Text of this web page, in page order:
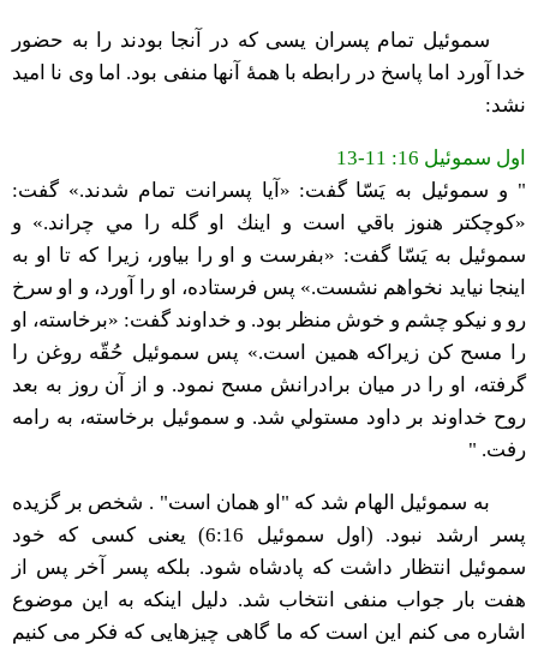
سموئیل تمام پسران یسی که در آنجا بودند را به حضور
خدا آورد اما پاسخ در رابطه با همۀ آنها منفی بود. اما وی نا امید
نشد:
اول سموئیل 16: 11-13
" و سموئيل به يَسّا گفت: «آيا پسرانت تمام شدند.» گفت:
«كوچكتر هنوز باقي است و اينك او گله را مي چراند.» و
سموئيل به يَسّا گفت: «بفرست و او را بياور، زيرا كه تا او به
اينجا نيايد نخواهم نشست.» پس فرستاده،‌ او را آورد، و او سرخ
رو و نيكو چشم و خوش منظر بود. و خداوند گفت: «برخاسته، او
را مسح كن زيراكه همين است.» پس سموئيل حُقّه روغن را
گرفته، او را در ميان برادرانش مسح نمود. و از آن روز به بعد
روح خداوند بر داود مستولي شد. و سموئيل برخاسته، به رامه
رفت. "
به سموئیل الهام شد که "او همان است" . شخص بر گزیده
پسر ارشد نبود. (اول سموئیل 6:16) یعنی کسی که خود
سموئیل انتظار داشت که پادشاه شود. بلکه پسر آخر پس از
هفت بار جواب منفی انتخاب شد. دلیل اینکه به این موضوع
اشاره می کنم این است که ما گاهی چیزهایی که فکر می کنیم